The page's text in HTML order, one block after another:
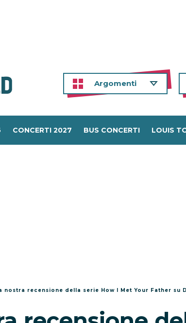
Argomenti
CONCERTI 2027 BUS CONCERTI LOUIS
nostra recensione della serie How I Met Your Father su